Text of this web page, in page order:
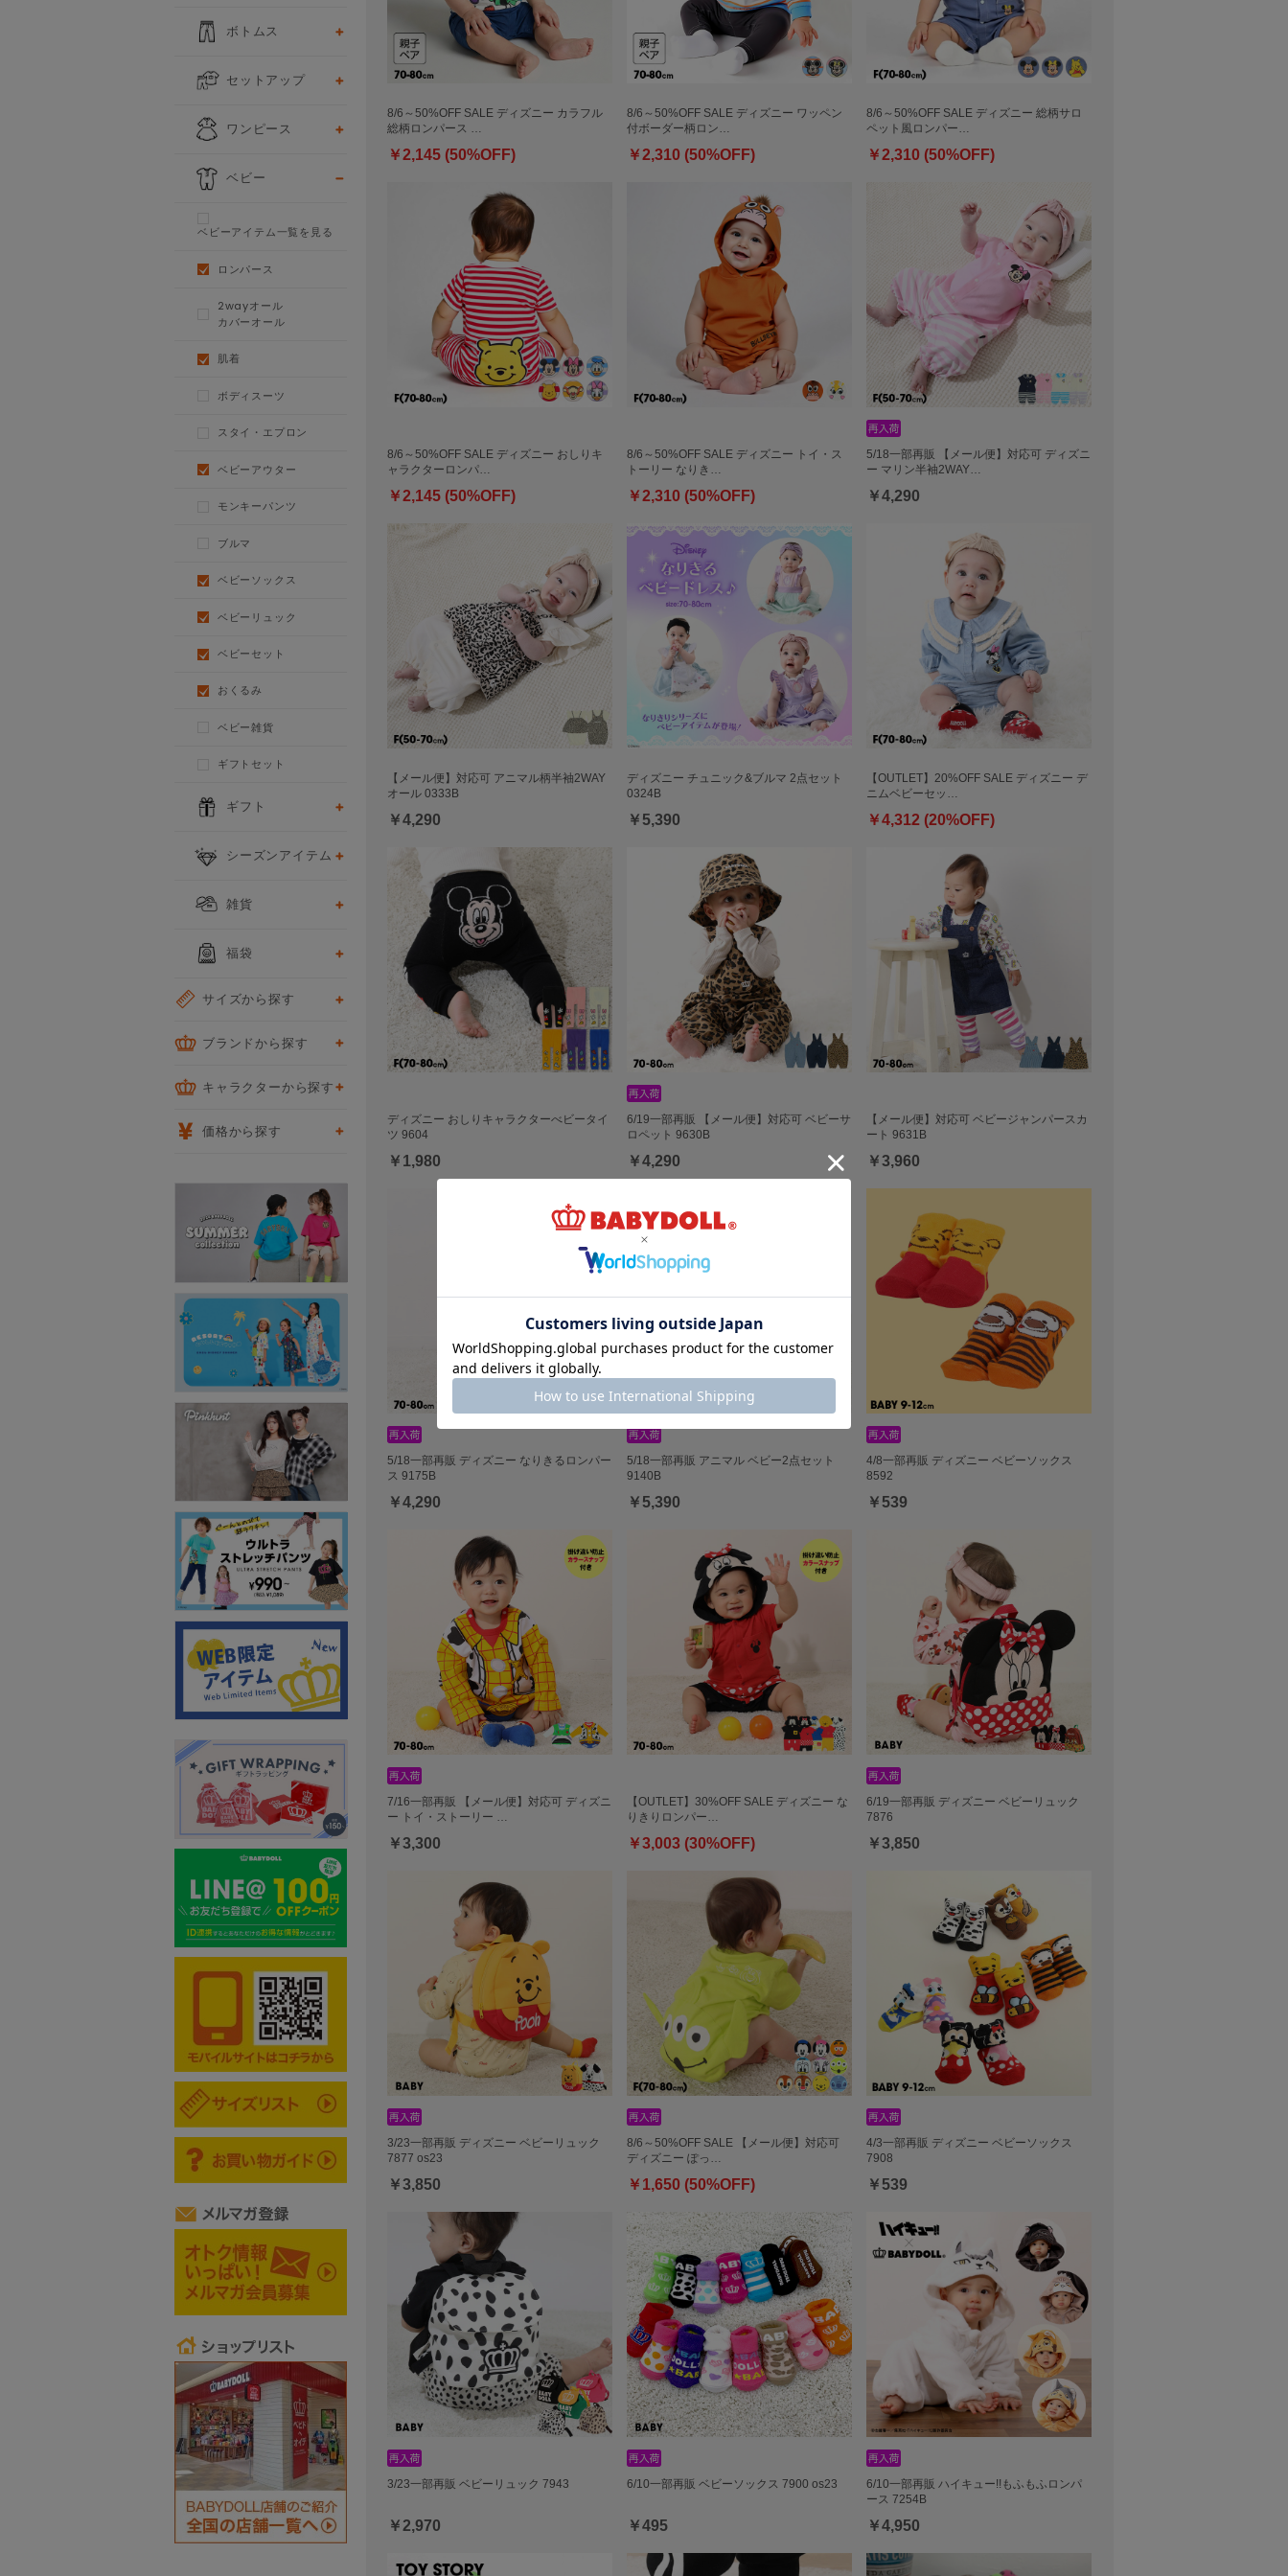
8/6～50%OFF SALE ディズニー カラフル
総柄ロンパース …
￥2,145 (50%OFF)
8/6～50%OFF SALE ディズニー ワッペン
付ボーダー柄ロン…
￥2,310 (50%OFF)
8/6～50%OFF SALE ディズニー 総柄サロ
ペット風ロンパー…
￥2,310 (50%OFF)
8/6～50%OFF SALE ディズニー おしりキ
ャラクターロンパ…
￥2,145 (50%OFF)
8/6～50%OFF SALE ディズニー トイ・ス
トーリー なりき…
￥2,310 (50%OFF)
5/18一部再販 【メール便】対応可 ディズニ
ー マリン半袖2WAY…
￥4,290
【メール便】対応可 アニマル柄半袖2WAY
オール 0333B
￥4,290
ディズニー チュニック&ブルマ 2点セット
0324B
￥5,390
【OUTLET】20%OFF SALE ディズニー デ
ニムベビーセッ…
￥4,312 (20%OFF)
ディズニー おしりキャラクターべビータイ
ツ 9604
￥1,980
6/19一部再販 【メール便】対応可 ベビーサ
ロペット 9630B
￥4,290
【メール便】対応可 ベビージャンパースカ
ート 9631B
￥3,960
5/18一部再販 ディズニー なりきるロンパー
ス 9175B
￥4,290
5/18一部再販 アニマル ベビー2点セット
9140B
￥5,390
4/8一部再販 ディズニー ベビーソックス
8592
￥539
7/16一部再販 【メール便】対応可 ディズニ
ー トイ・ストーリー …
￥3,300
【OUTLET】30%OFF SALE ディズニー な
りきりロンパー…
￥3,003 (30%OFF)
6/19一部再販 ディズニー ベビーリュック
7876
￥3,850
3/23一部再販 ディズニー ベビーリュック
7877 os23
￥3,850
8/6～50%OFF SALE 【メール便】対応可
ディズニー ぽっ…
￥1,650 (50%OFF)
4/3一部再販 ディズニー ベビーソックス
7908
￥539
3/23一部再販 ベビーリュック 7943
￥2,970
6/10一部再販 ベビーソックス 7900 os23
￥495
6/10一部再販 ハイキュー!!もふもふロンパ
ース 7254B
￥4,950
ボトムス
セットアップ
ワンピース
ベビー
ベビーアイテム一覧を見る
ロンパース
2wayオール
カバーオール
肌着
ボディスーツ
スタイ・エプロン
ベビーアウター
モンキーパンツ
ブルマ
ベビーソックス
ベビーリュック
ベビーセット
おくるみ
ベビー雑貨
ギフトセット
ギフト
シーズンアイテム
雑貨
福袋
サイズから探す
ブランドから探す
キャラクターから探す
価格から探す